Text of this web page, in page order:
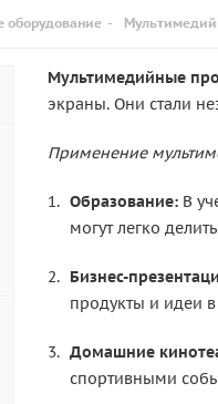
оборудование -
Мультимедийные
экраны. Они стали
Применение
Образование: В
могут легко
Бизнес-
продукты и идеи
Домашние
спортивными